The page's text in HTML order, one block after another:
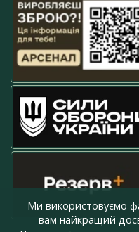
Ми використовуємо
вам найкращий